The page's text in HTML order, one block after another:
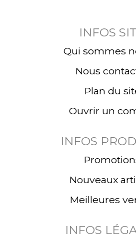
INFOS
Qui sommes
Nous
Plan du
Ouvrir un
INFOS
Nouveaux
Meilleures
INFOS